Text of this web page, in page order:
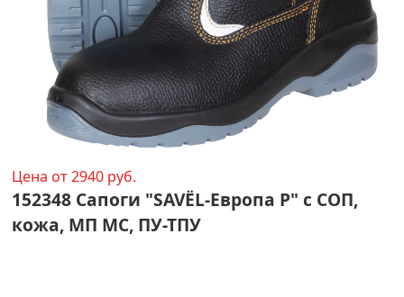
Цена от 2940 руб.
152348 Сапоги "SAVЁL-Европа Р" с СОП,
кожа, МП МС, ПУ-ТПУ